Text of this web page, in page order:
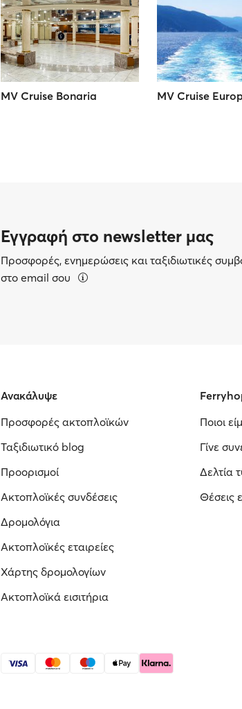
MV Cruise Bonaria MV Cruise
Εγγραφή στο newsletter μας
Προσφορές, ενημερώσεις και ταξιδιωτικές
στο email σου
Ανακάλυψε
Προσφορές ακτοπλοϊκών
Ταξιδιωτικό blog
Προορισμοί
Ακτοπλοϊκές συνδέσεις
Δρομολόγια
Ακτοπλοϊκές εταιρείες
Χάρτης δρομολογίων
Ακτοπλοϊκά εισιτήρια
Ποιοι
Γίνε
Δελτία
Θέσεις